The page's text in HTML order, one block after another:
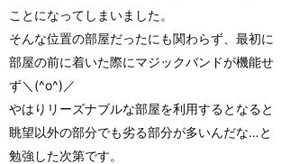
ことになってしまいました。
そんな位置の部屋だったにも関わらず、最初に
部屋の前に着いた際にマジックバンドが機能せ
ず＼(^o^)／
やはりリーズナブルな部屋を利用するとなると
眺望以外の部分でも劣る部分が多いんだな…と
勉強した次第です。